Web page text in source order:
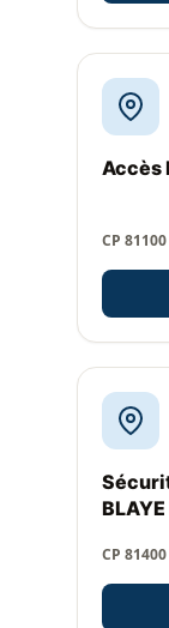
Accès
CP 81100
CP 81400